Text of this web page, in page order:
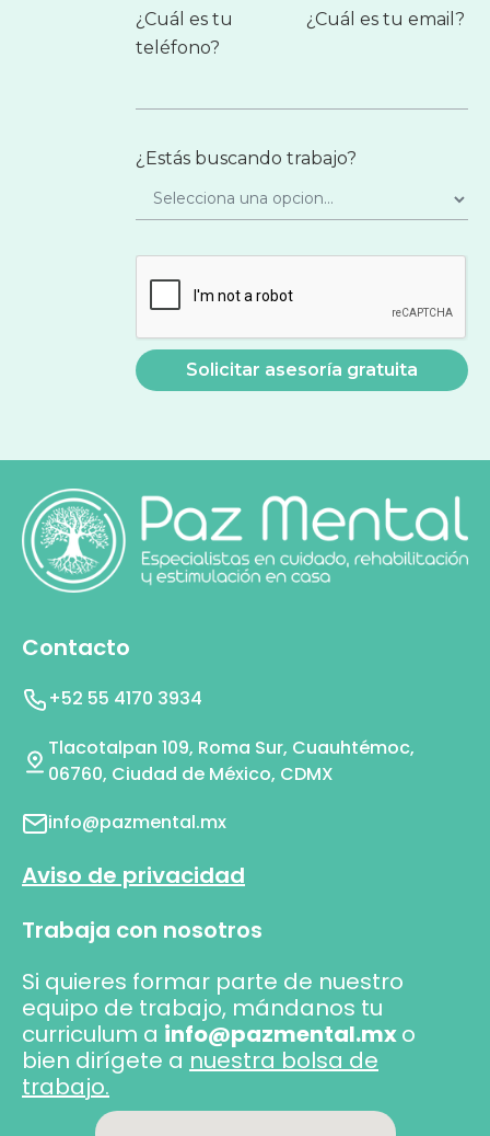
¿Cuál es tu
teléfono?
¿Cuál es tu email?
¿Estás buscando trabajo?
Contacto
+52 55 4170 3934
Tlacotalpan 109, Roma Sur, Cuauhtémoc,
06760, Ciudad de México, CDMX
info@pazmental.mx
Aviso de privacidad
Trabaja con nosotros
Si quieres formar parte de nuestro
equipo de trabajo, mándanos tu
curriculum a info@pazmental.mxo
bien dirígete a nuestra bolsa de
trabajo.